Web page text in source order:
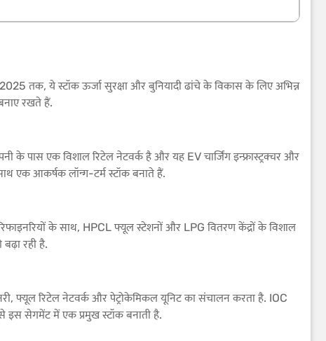
तक, ये स्टॉक ऊर्जा सुरक्षा और बुनियादी ढांचे के विकास के लिए अभिन्न
रखते हैं.
के पास एक विशाल रिटेल नेटवर्क है और यह EV चार्जिंग इन्फ्रास्ट्रक्चर और
एक आकर्षक लॉन्ग-टर्म स्टॉक बनाते हैं.
के साथ, HPCL फ्यूल स्टेशनों और LPG वितरण केंद्रों के विशाल
रही है.
फ्यूल रिटेल नेटवर्क और पेट्रोकेमिकल यूनिट का संचालन करता है. IOC
इस सेगमेंट में एक प्रमुख स्टॉक बनाती है.